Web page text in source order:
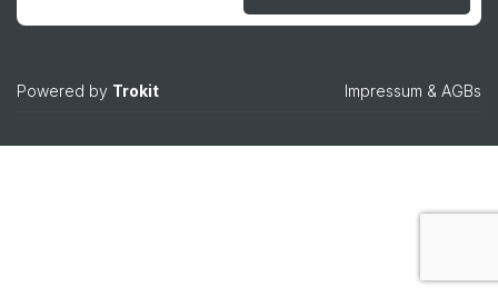
Powered by Trokit Impressum & AGBs